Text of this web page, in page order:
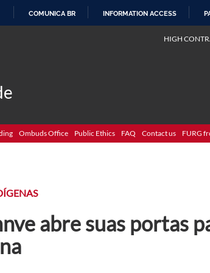
COMUNICA BR INFORMATION ACCESS
HIGH
Ombuds Office Public Ethics FAQ Contact us FURG
abre suas portas